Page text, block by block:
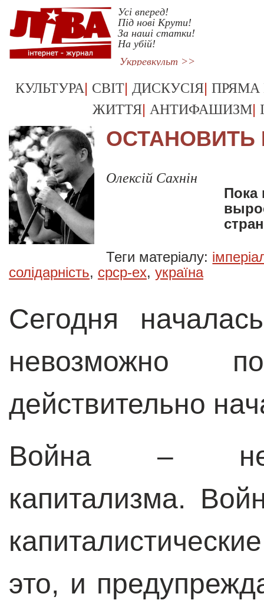
Усі вперед!
Під нові Крути!
За наші статки!
На убій!
Укрревкульт >>
КУЛЬТУРА| СВІТ| ДИСКУСІЯ| ПРЯМА
ЖИТТЯ| АНТИФАШИЗМ|
ОСТАНОВИТЬ
Олексій Сахнін
Пока
Теги матеріалу:
солідарність, срср-ex, україна
Сегодня
невозможно
действительно
Война –
капитализма.
это, и